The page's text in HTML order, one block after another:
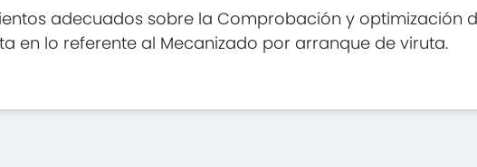
adecuados sobre la Comprobación y optimización
en lo referente al Mecanizado por arranque de viruta.